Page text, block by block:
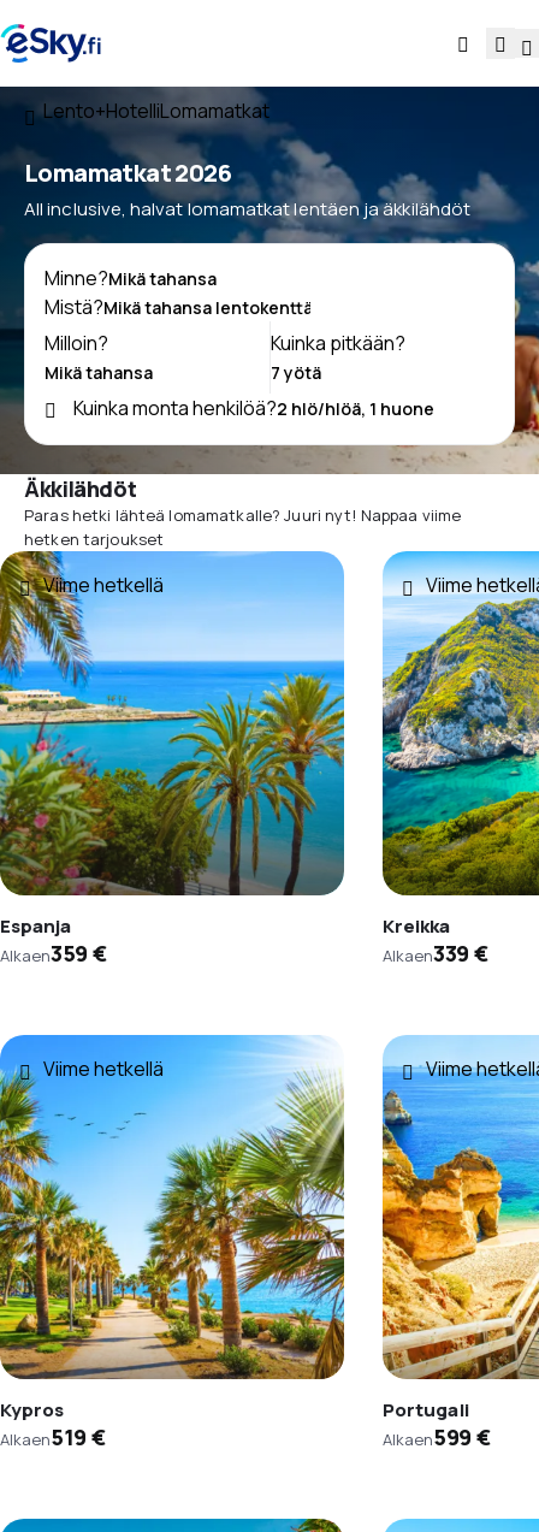
Lento+HotelliLomamatkat
Lomamatkat 2026
All inclusive, halvat lomamatkat lentäen ja äkkilähdöt
Minne?
Mistä?
Milloin?
Kuinka pitkään?
Kuinka monta henkilöä?
Äkkilähdöt
Paras hetki lähteä lomamatkalle? Juuri nyt! Nappaa viime
hetken tarjoukset
Viime hetkellä
Espanja
Alkaen359 €
Viime
Kreikka
Alkaen339 €
Viime hetkellä
Kypros
Alkaen519 €
Viime
Portugali
Alkaen599 €